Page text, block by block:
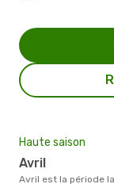
Haute saison
avril
avril est la période la plus